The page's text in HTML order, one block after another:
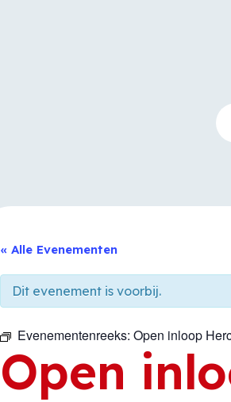
« Alle Evenementen
Dit evenement is voorbij.
Evenementenreeks: Open inloop
Open